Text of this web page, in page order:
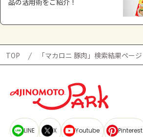
品の活用術をご紹介！
TOP 「マカロニ 豚肉」検索結果ページ
LINE X Youtube Pinterest